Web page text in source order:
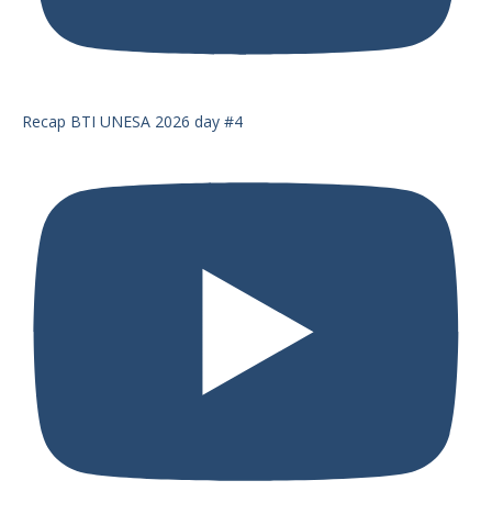
Recap BTI UNESA 2026 day #4